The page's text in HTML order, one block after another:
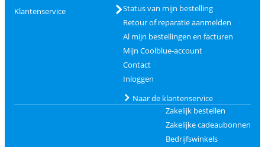
Klantenservice
Status van mijn bestelling
Retour of reparatie aanmelden
Al mijn bestellingen en facturen
Mijn Coolblue-account
Contact
Inloggen
Naar de klantenservice
Zakelijk bestellen
Zakelijke cadeaubonnen
Bedrijfswinkels